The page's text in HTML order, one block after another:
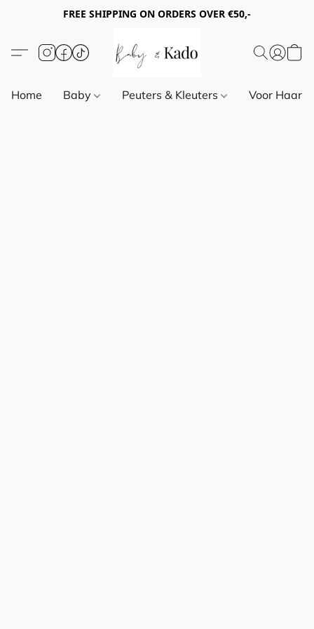
FREE SHIPPING ON ORDERS OVER €50,-
Home Baby Peuters & Kleuters Voor Haar